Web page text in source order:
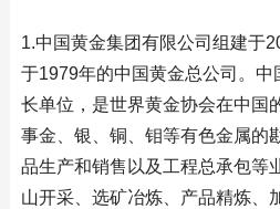
1.中国黄金集团有限公司组建于
于1979年的中国黄金总公司。
长单位，是世界黄金协会在中国
事金、银、铜、钼等有色金属的
品生产和销售以及工程总承包等
山开采、选矿冶炼、产品精炼、